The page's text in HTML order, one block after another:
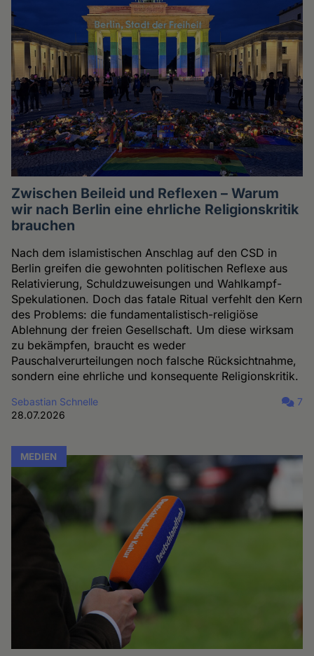
Zwischen Beileid und Reflexen – Warum
wir nach Berlin eine ehrliche Religionskritik
brauchen
Nach dem islamistischen Anschlag auf den CSD in
Berlin greifen die gewohnten politischen Reflexe aus
Relativierung, Schuldzuweisungen und Wahlkampf-
Spekulationen. Doch das fatale Ritual verfehlt den Kern
des Problems: die fundamentalistisch-religiöse
Ablehnung der freien Gesellschaft. Um diese wirksam
zu bekämpfen, braucht es weder
Pauschalverurteilungen noch falsche Rücksichtnahme,
sondern eine ehrliche und konsequente Religionskritik.
Sebastian Schnelle
28.07.2026
7
MEDIEN